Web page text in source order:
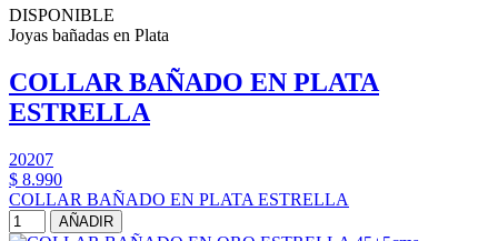
DISPONIBLE
Joyas bañadas en Plata
COLLAR BAÑADO EN PLATA
ESTRELLA
20207
$ 8.990
COLLAR BAÑADO EN PLATA ESTRELLA
AÑADIR